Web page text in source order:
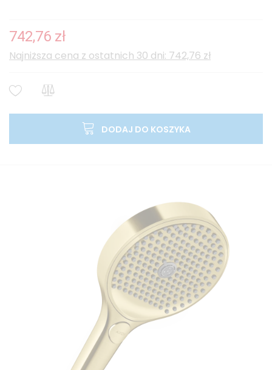
742,76 zł
Najniższa cena z ostatnich 30 dni: 742,76 zł
DODAJ DO KOSZYKA